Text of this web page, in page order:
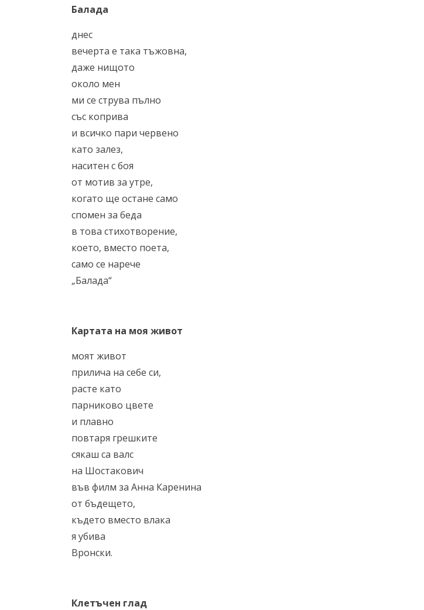
Балада
днес
вечерта е така тъжовна,
даже нищото
около мен
ми се струва пълно
със коприва
и всичко пари червено
като залез,
наситен с боя
от мотив за утре,
когато ще остане само
спомен за беда
в това стихотворение,
което, вместо поета,
само се нарeчe
„Балада“
Картата на моя живот
моят живот
прилича на себе си,
расте като
парниково цвете
и плавно
повтаря грешките
сякаш са валс
на Шостакович
във филм за Анна Каренина
от бъдещето,
където вместо влака
я убива
Вронски.
Клетъчен глад